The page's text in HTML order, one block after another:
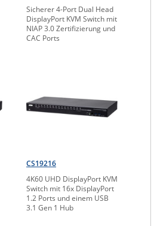
Sicherer 4-Port Dual Head
DisplayPort KVM Switch mit
NIAP 3.0 Zertifizierung und
CAC Ports
CS19216
4K60 UHD DisplayPort KVM
Switch mit 16x DisplayPort
1.2 Ports und einem USB
3.1 Gen 1 Hub